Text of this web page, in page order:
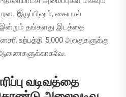
இருப்பினும், கையால்
தங்களது இடத்தை
உற்பத்தி 5,000 அலகுகளுக்கு
ஆணைகளுக்காகவே.
வடிவத்தை